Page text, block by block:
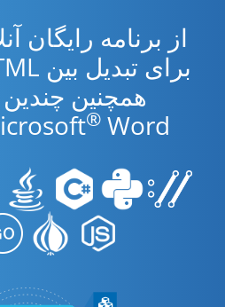
همچنین
® Word استفاده کنید.